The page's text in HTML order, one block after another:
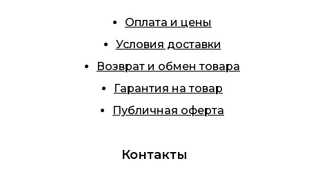
Оплата и цены
Условия доставки
Возврат и обмен товара
Гарантия на товар
Публичная оферта
Контакты